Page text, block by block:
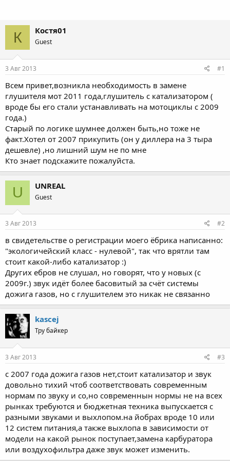
К Костя01
Guest
3 Авг 2013 #1
Всем привет,возникла необходимость в замене
глушителя мот 2011 года,глушитель с катализатором (
вроде бы его стали устанавливать на мотоциклы с 2009
года.)
Старый по логике шумнее должен быть,но тоже не
факт.Хотел от 2007 прикупить (он у диллера на 3 тыра
дешевле) ,но лишний шум не по мне
Кто знает подскажите пожалуйста.
U UNREAL
Guest
3 Авг 2013 #2
в свидетельстве о регистрации моего ёбрика написанно:
"экологичейский класс - нулевой", так что врятли там
стоит какой-либо катализатор :)
Других ебров не слушал, но говорят, что у новых (с
2009г.) звук идёт более басовитый за счёт системы
дожига газов, но с глушителем это никак не связанно
kascej
Тру байкер
3 Авг 2013 #3
с 2007 года дожига газов нет,стоит катализатор и звук
довольно тихий чтоб соответствовать современным
нормам по звуку и со,но современнын нормы не на всех
рынках требуются и бюджетная техника выпускается с
разными звуками и выхлопом.на йобрах вроде 10 или
12 систем питания,а также выхлопа в зависимости от
модели на какой рынок поступает,замена карбуратора
или воздухофильтра даже звук может изменить.